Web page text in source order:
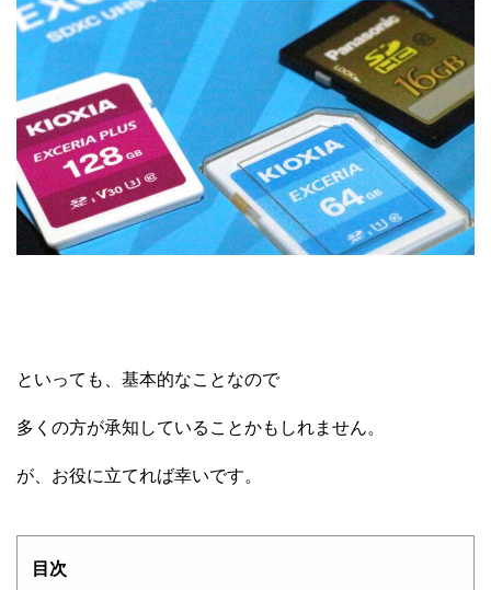
といっても、基本的なことなので
多くの方が承知していることかもしれません。
が、お役に立てれば幸いです。
目次